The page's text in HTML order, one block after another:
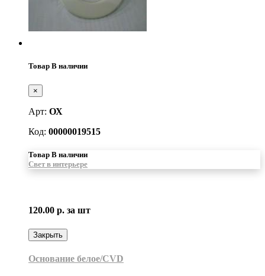
Товар В наличии
×
Арт: ОХ
Код: 00000019515
Товар В наличии
Свет в интерьере
120.00 р. за шт
Закрыть
Основание белое/CVD